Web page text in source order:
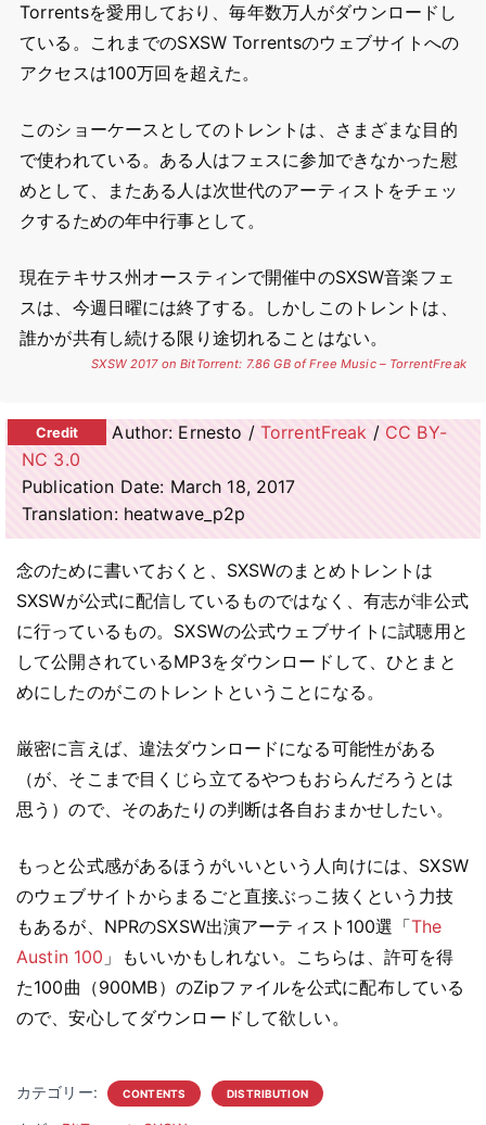
Torrentsを愛用しており、毎年数万人がダウンロードし
ている。これまでのSXSW Torrentsのウェブサイトへの
アクセスは100万回を超えた。
このショーケースとしてのトレントは、さまざまな目的
で使われている。ある人はフェスに参加できなかった慰
めとして、またある人は次世代のアーティストをチェッ
クするための年中行事として。
現在テキサス州オースティンで開催中のSXSW音楽フェ
スは、今週日曜には終了する。しかしこのトレントは、
誰かが共有し続ける限り途切れることはない。
SXSW 2017 on BitTorrent: 7.86 GB of Free Music – TorrentFreak
Author: Ernesto / TorrentFreak / CC BY-
NC 3.0
Publication Date: March 18, 2017
Translation: heatwave_p2p
念のために書いておくと、SXSWのまとめトレントは
SXSWが公式に配信しているものではなく、有志が非公式
に行っているもの。SXSWの公式ウェブサイトに試聴用と
して公開されているMP3をダウンロードして、ひとまと
めにしたのがこのトレントということになる。
厳密に言えば、違法ダウンロードになる可能性がある
（が、そこまで目くじら立てるやつもおらんだろうとは
思う）ので、そのあたりの判断は各自おまかせしたい。
もっと公式感があるほうがいいという人向けには、SXSW
のウェブサイトからまるごと直接ぶっこ抜くという力技
もあるが、NPRのSXSW出演アーティスト100選「The
Austin 100 」もいいかもしれない。こちらは、許可を得
た100曲（900MB）のZipファイルを公式に配布している
ので、安心してダウンロードして欲しい。
カテゴリー: CONTENTS DISTRIBUTION